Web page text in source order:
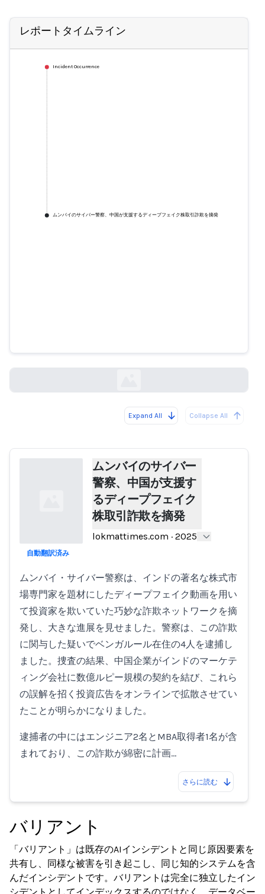
レポートタイムライン
Incident Occurrence
ムンバイのサイバー警察、中国が支援するディープフェイク株取引詐欺を摘発
Expand All Collapse All
ムンバイのサイバー
警察、中国が支援す
るディープフェイク
株取引詐欺を摘発
lokmattimes.com · 2025
自動翻訳済み
ムンバイ・サイバー警察は、インドの著名な株式市
場専門家を題材にしたディープフェイク動画を用い
て投資家を欺いていた巧妙な詐欺ネットワークを摘
発し、大きな進展を見せました。警察は、この詐欺
に関与した疑いでベンガルール在住の4人を逮捕し
ました。捜査の結果、中国企業がインドのマーケテ
ィング会社に数億ルピー規模の契約を結び、これら
の誤解を招く投資広告をオンラインで拡散させてい
たことが明らかになりました。
逮捕者の中にはエンジニア2名とMBA取得者1名が含
まれており、この詐欺が綿密に計画…
さらに読む
バリアント
「バリアント」は既存のAIインシデントと同じ原因要素を
共有し、同様な被害を引き起こし、同じ知的システムを含
んだインシデントです。バリアントは完全に独立したイン